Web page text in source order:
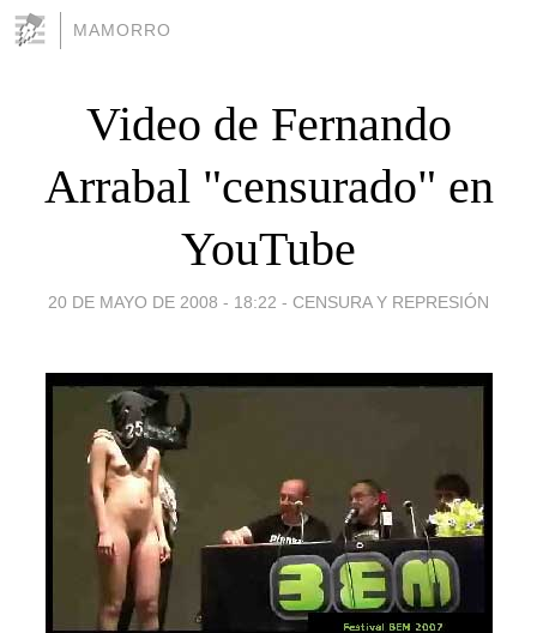
MAMORRO
Video de Fernando
Arrabal "censurado" en
YouTube
20 DE MAYO DE 2008 - 18:22 - CENSURA Y REPRESIÓN